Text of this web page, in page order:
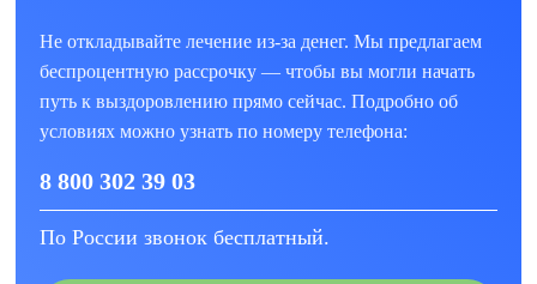
Не откладывайте лечение из-за денег. Мы предлагаем
беспроцентную рассрочку — чтобы вы могли начать
путь к выздоровлению прямо сейчас. Подробно об
условиях можно узнать по номеру телефона:
8 800 302 39 03
По России звонок бесплатный.